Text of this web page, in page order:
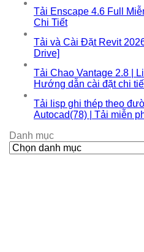
Tải Enscape 4.6 Full
Chi Tiết
Tải và Cài Đặt Revit
Drive]
Tải Chao Vantage 2.8 |
Hướng dẫn cài đặt chi
Tải lisp ghi thép theo
Autocad(78) | Tải miễn
Danh mục
Danh
mục